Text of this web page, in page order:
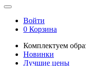
Войти
0 Корзина
Комплектуем
Новинки
Лучшие цены